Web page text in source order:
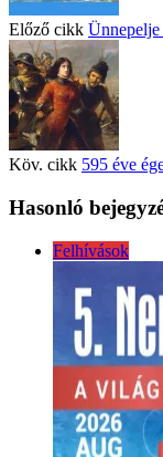
Előző cikk Ünnepelje
Köv. cikk 595 éve
Hasonló
Felhívások